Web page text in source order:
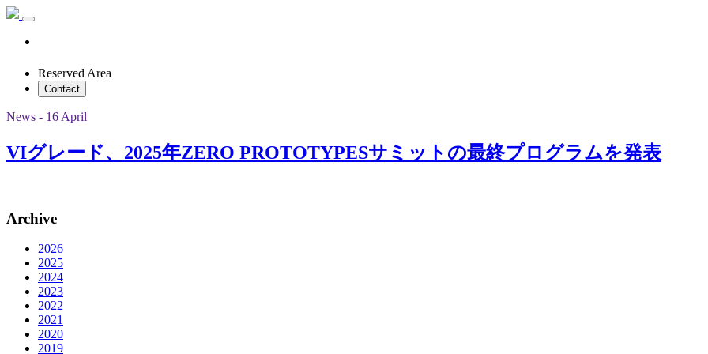
Reserved Area
Contact
News - 16 April
VIグレード、2025年ZERO PROTOTYPESサミットの最終プログラムを発表
Archive
2026
2025
2024
2023
2022
2021
2020
2019